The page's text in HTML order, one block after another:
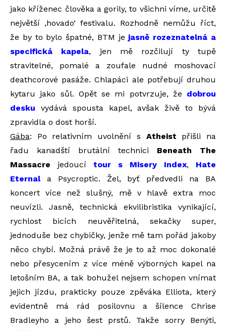
jako kříženec člověka a gorily, to všichni víme, určitě
největší ‚hovado‘ festivalu. Rozhodně nemůžu říct,
že by to bylo špatné, BTM je jasně rozeznatelná a
specifická kapela, jen mě rozčilují ty tupě
stravitelné, pomalé a zoufale nudné moshovací
deathcorové pasáže. Chlapáci ale potřebují druhou
kytaru jako sůl. Opět se mi potvrzuje, že dobrou
desku vydává spousta kapel, avšak živě to bývá
zpravidla o dost horší.
Gába: Po relativním uvolnění s Atheist přišli na
řadu kanadští brutální technici Beneath The
Massacre jedoucí tour s Misery Index, Hate
Eternala Psycroptic. Žel, byť předvedli na BA
koncert více než slušný, mě v hlavě extra moc
neuvízli. Jasně, technická ekvilibristika vynikající,
rychlost bicích neuvěřitelná, sekačky super,
jednoduše bez chybičky, jenže mě tam pořád jakoby
něco chybí. Možná právě že je to až moc dokonalé
nebo přesycením z více méně výborných kapel na
letošním BA, a tak bohužel nejsem schopen vnímat
jejich jízdu, prakticky pouze zpěváka Elliota, který
evidentně má rád posilovnu a šílence Chrise
Bradleyho a jeho šest prstů. Takže sorry Benýti,